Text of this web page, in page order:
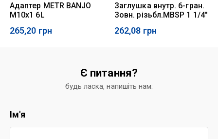
Адаптер METR BANJO
M10x1 6L
265,20 грн
Заглушка внутр. 6-гран.
Зовн. різьбл.MBSP 1 1/4"
262,08 грн
Є питання?
будь ласка, напишіть нам:
Ім'я